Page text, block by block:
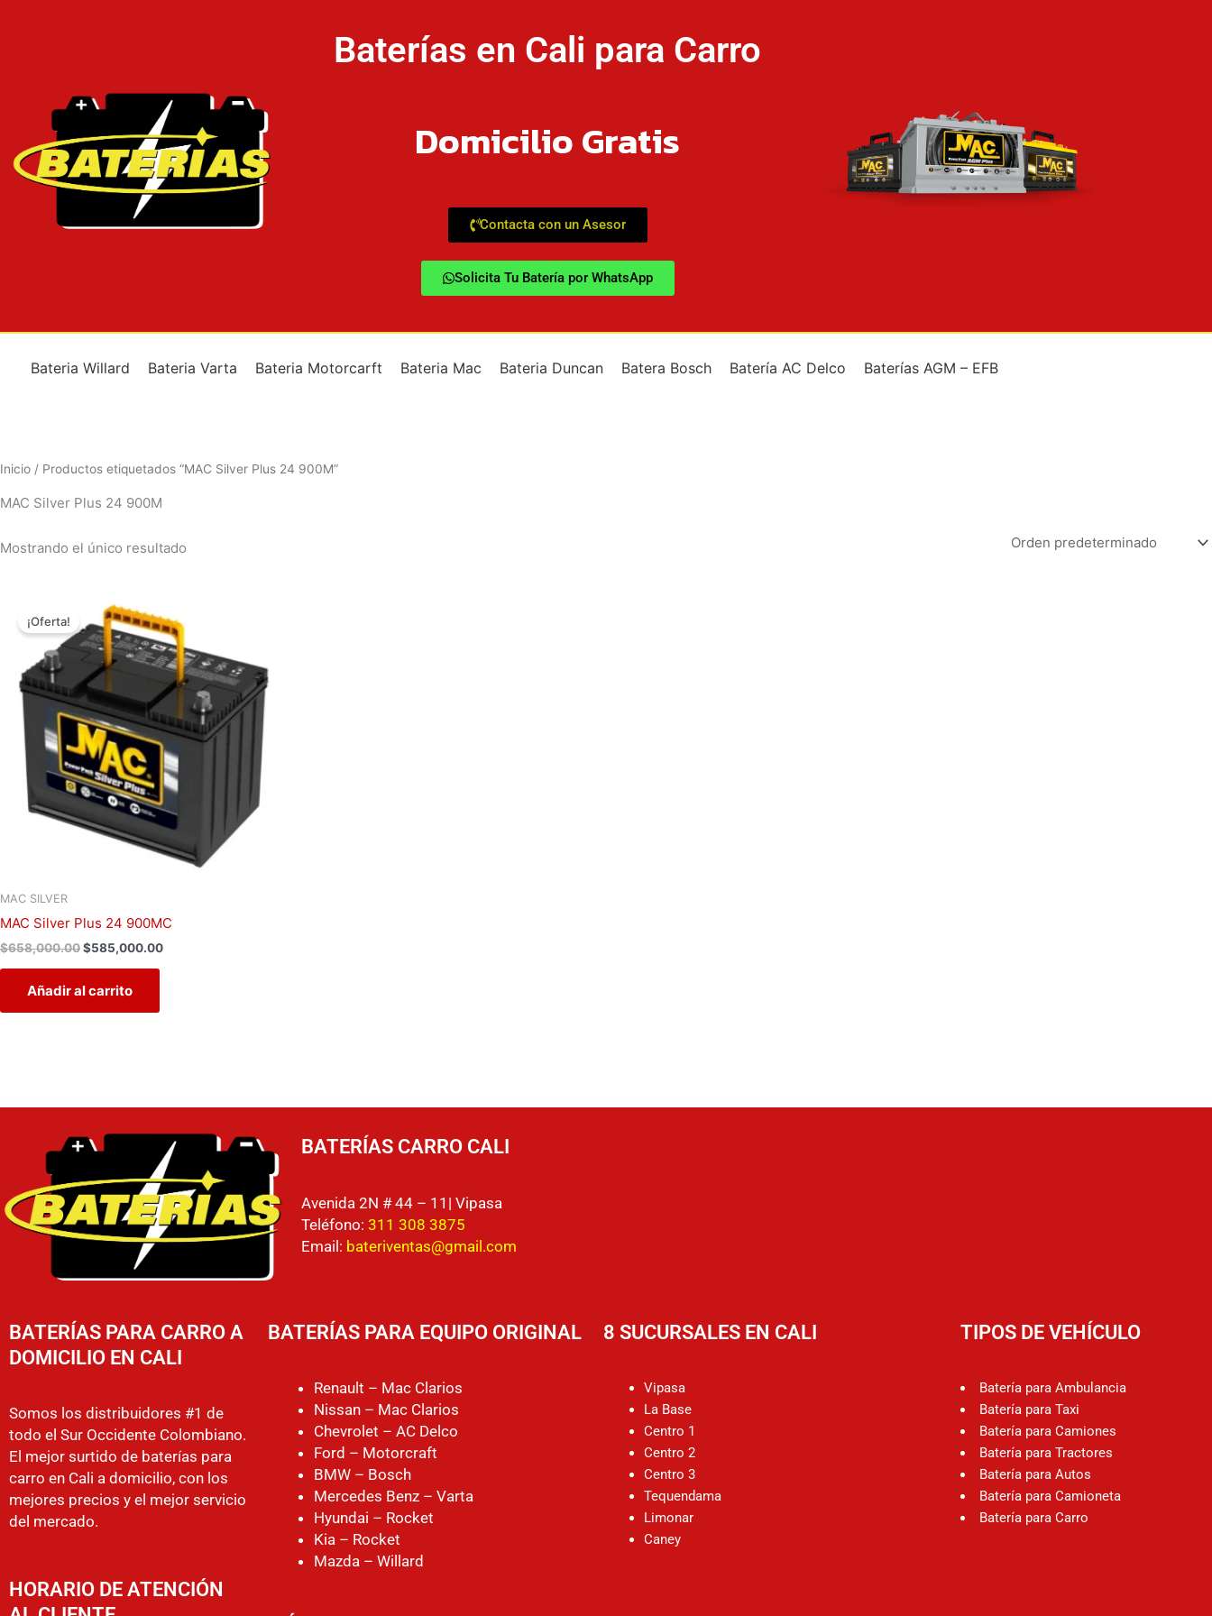
Baterías en Cali para Carro
Domicilio Gratis
Contacta con un Asesor
Solicita Tu Batería por WhatsApp
Bateria Willard Bateria Varta Bateria Motorcarft Bateria Mac Bateria Duncan Batera Bosch Batería AC Delco Baterías AGM – EFB
Inicio / Productos etiquetados “MAC Silver Plus 24 900M”
MAC Silver Plus 24 900M
Mostrando el único resultado
¡Oferta!
MAC SILVER
MAC Silver Plus 24 900MC
$658,000.00
precio
original
era:
$658,000.00.
$585,000.00
precio
actual
es:
$585,000.00.
Añadir al carrito
BATERÍAS CARRO CALI
Avenida 2N # 44 – 11| Vipasa
Teléfono: 311 308 3875
Email: bateriventas@gmail.com
BATERÍAS PARA CARRO A
DOMICILIO EN CALI
Somos los distribuidores #1 de
todo el Sur Occidente Colombiano.
El mejor surtido de baterías para
carro en Cali a domicilio, con los
mejores precios y el mejor servicio
del mercado.
HORARIO DE ATENCIÓN
BATERÍAS PARA EQUIPO ORIGINAL
Renault – Mac Clarios
Nissan – Mac Clarios
Chevrolet – AC Delco
Ford – Motorcraft
BMW – Bosch
Mercedes Benz – Varta
Hyundai – Rocket
Kia – Rocket
Mazda – Willard
8 SUCURSALES EN CALI
Vipasa
La Base
Centro 1
Centro 2
Centro 3
Tequendama
Limonar
Caney
TIPOS DE VEHÍCULO
Batería para Ambulancia
Batería para Taxi
Batería para Camiones
Batería para Tractores
Batería para Autos
Batería para Camioneta
Batería para Carro